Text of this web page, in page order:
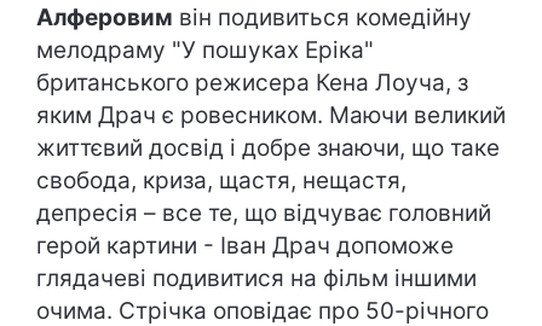
Алферовим він подивиться комедійну
мелодраму "У пошуках Еріка"
британського режисера Кена Лоуча, з
яким Драч є ровесником. Маючи великий
життєвий досвід і добре знаючи, що таке
свобода, криза, щастя, нещастя,
депресія – все те, що відчуває головний
герой картини - Іван Драч допоможе
глядачеві подивитися на фільм іншими
очима. Стрічка оповідає про 50-річного